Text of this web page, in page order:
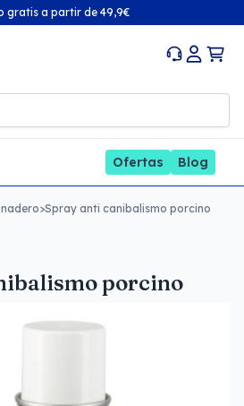
gratis a partir de 49,9€
Ofertas Blog
>Spray anti canibalismo porcino
porcino